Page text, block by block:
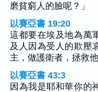
磨貧窮人的臉呢？」
以賽亞書 19:20
這都要在埃及地為萬
及人因為受人的欺壓
主，做護衛者，拯救他
以賽亞書 43:3
因為我是耶和華你的